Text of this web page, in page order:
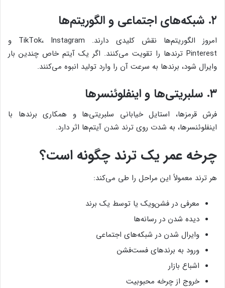
۲. شبکه‌های اجتماعی و الگوریتم‌ها
امروز الگوریتم‌ها نقش کلیدی دارند. TikTok، Instagram و
Pinterest ترندها را تقویت می‌کنند. اگر یک آیتم خاص چندین بار
وایرال شود، برندها به سرعت آن را وارد تولید انبوه می‌کنند.
۳. سلبریتی‌ها و اینفلوئنسرها
فرش قرمزها، استایل خیابانی سلبریتی‌ها و همکاری برندها با
اینفلوئنسرها، به شدت روی ترند شدن آیتم‌ها اثر دارد.
چرخه عمر یک ترند چگونه است؟
هر ترند معمولاً این مراحل را طی می‌کند:
معرفی در فشن‌ویک یا توسط یک برند
دیده شدن در رسانه‌ها
وایرال شدن در شبکه‌های اجتماعی
ورود به برندهای فست‌فشن
اشباع بازار
خروج از چرخه محبوبیت